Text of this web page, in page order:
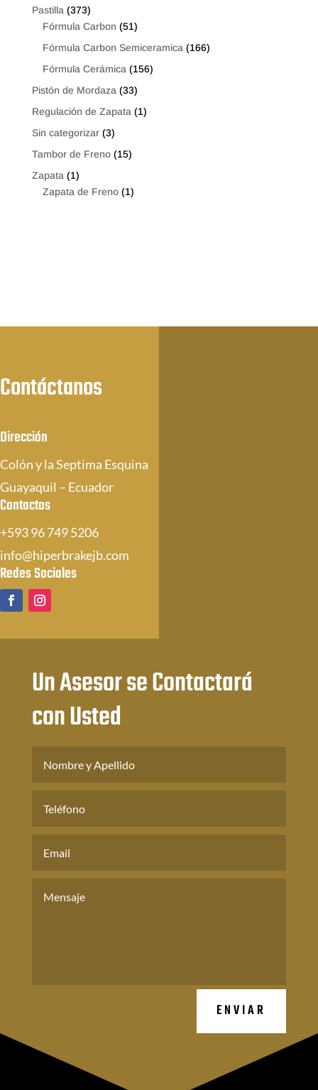
Pastilla (373)
Fórmula Carbon (51)
Fórmula Carbon Semiceramica (166)
Fórmula Cerámica (156)
Pistón de Mordaza (33)
Regulación de Zapata (1)
Sin categorizar (3)
Tambor de Freno (15)
Zapata (1)
Zapata de Freno (1)
Contáctanos
Dirección
Colón y la Septima Esquina
Guayaquil – Ecuador
Contactos
+593 96 749 5206
info@hiperbrakejb.com
Redes Sociales
Un Asesor se Contactará
con Usted
ENVIAR